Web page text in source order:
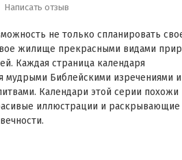
Написать отзыв
не только спланировать
жилище прекрасными видами
Каждая страница календаря
мудрыми Библейскими изречениями и
Календари этой серии похожи
иллюстрации и